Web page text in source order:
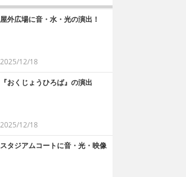
屋外広場に音・水・光の演出！
2025/12/18
『おくじょうひろば』の演出
2025/12/18
スタジアムコートに音・光・映像